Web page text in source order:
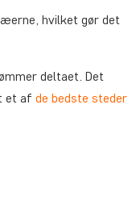
hvilket gør det
deltaet. Det
et af de bedste steder